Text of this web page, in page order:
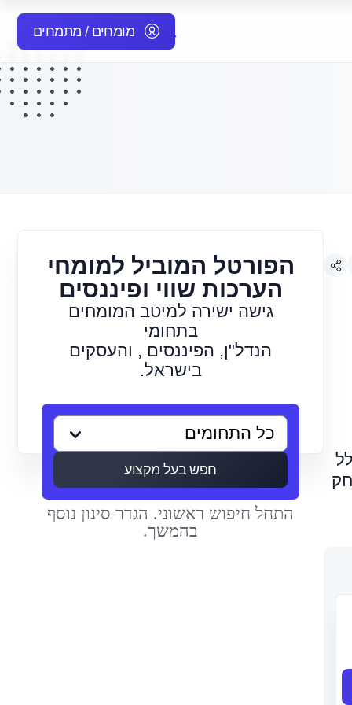
מומחים / מתמחים
הפורטל המוביל למומחי
הערכות שווי ופיננסים
גישה ישירה למיטב המומחים
בתחומי
הנדל"ן, הפיננסים , והעסקים
בישראל.
חפש בעל מקצוע
התחל חיפוש ראשוני. הגדר סינון נוסף
בהמשך.